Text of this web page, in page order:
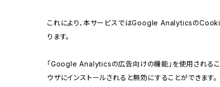
これにより、本サービスではGoogle Analyticsの
ります。
「Google Analyticsの広告向けの機能」を使用される
ウザにインストールされると無効にすることができます。